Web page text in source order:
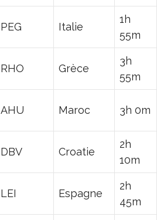
PEG Italie
1h
55m
RHO Grèce
3h
55m
AHU Maroc 3h 0m
DBV Croatie
2h
10m
LEI Espagne
2h
45m